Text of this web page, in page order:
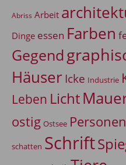
Abriss Arbeit
Dinge essen Farben
Gegend
Häuser Icke Industrie
Leben Licht
ostig Ostsee
schatten Schrift